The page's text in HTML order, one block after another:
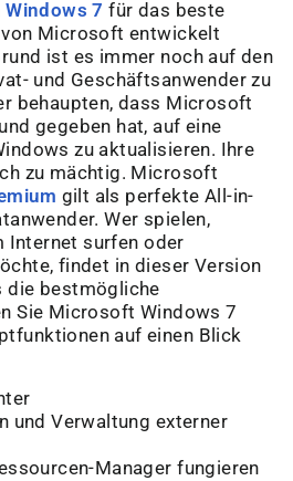
Windows 7 für das beste
Microsoft entwickelt
ist es immer noch auf den
und Geschäftsanwender zu
behaupten, dass Microsoft
gegeben hat, auf eine
zu aktualisieren. Ihre
zu mächtig. Microsoft
gilt als perfekte All-in-
Wer spielen,
Internet surfen oder
findet in dieser Version
die bestmögliche
Sie Microsoft Windows 7
auf einen Blick
und Verwaltung externer
Manager fungieren